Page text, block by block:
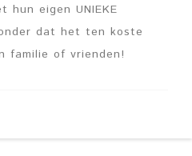
hun eigen UNIEKE
dat het ten koste
familie of vrienden!